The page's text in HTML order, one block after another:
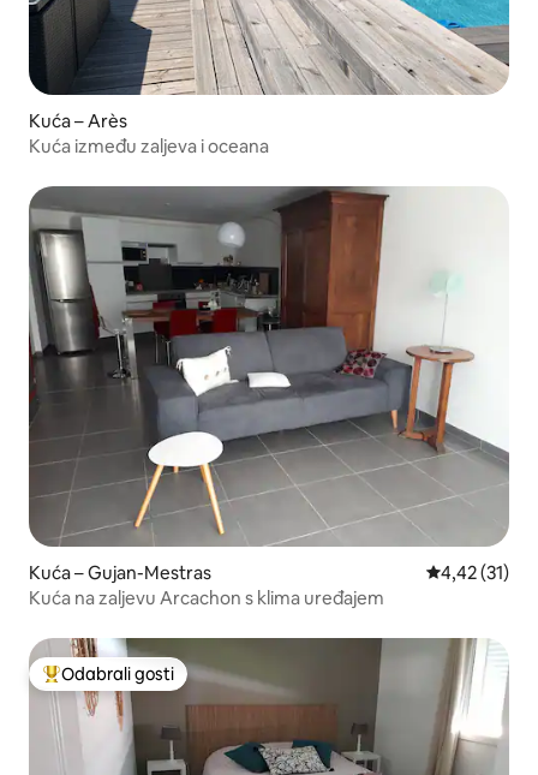
Kuća – Arès
Kuća između zaljeva i oceana
Kuća – Gujan-Mestras Prosječna
4,42 (31)
Kuća na zaljevu Arcachon s klima uređajem
Među najviše rangiranima s oznakom „Odabrali gosti”
Odabrali gosti